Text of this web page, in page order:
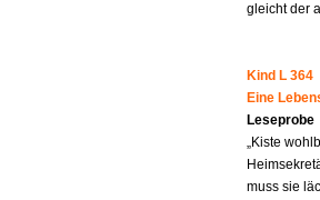
gleicht der
Kind L 364
Eine
Leseprobe
„Kiste
muss sie